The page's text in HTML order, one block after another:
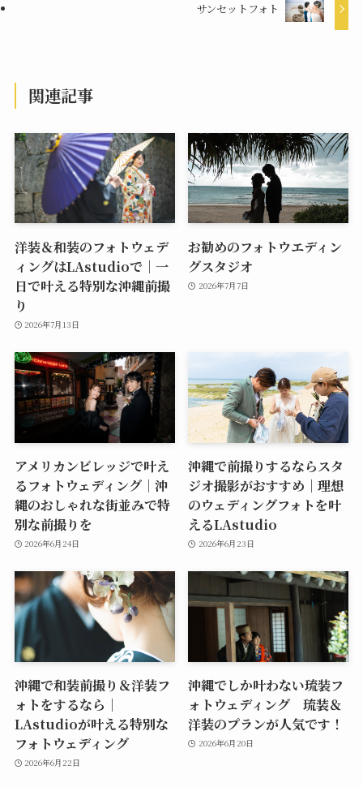
サンセットフォト
関連記事
洋装＆和装のフォトウェデ
ィングはLAstudioで｜一
日で叶える特別な沖縄前撮
り
2026年7月13日
お勧めのフォトウエディン
グスタジオ
2026年7月7日
アメリカンビレッジで叶え
るフォトウェディング｜沖
縄のおしゃれな街並みで特
別な前撮りを
2026年6月24日
沖縄で前撮りするならスタ
ジオ撮影がおすすめ｜理想
のウェディングフォトを叶
えるLAstudio
2026年6月23日
沖縄で和装前撮り＆洋装フ
ォトをするなら｜
LAstudioが叶える特別な
フォトウェディング
2026年6月22日
沖縄でしか叶わない琉装フ
ォトウェディング 琉装＆
洋装のプランが人気です！
2026年6月20日